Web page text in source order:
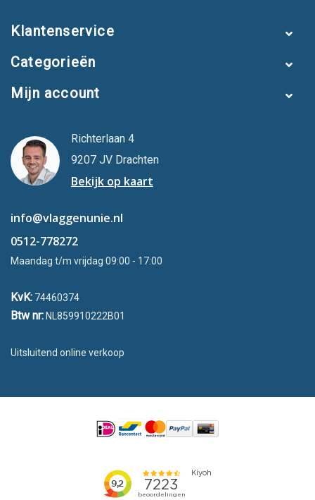
Klantenservice
Categorieën
Mijn account
Richterlaan 4
9207 JV Drachten
Bekijk op kaart
info@vlaggenunie.nl
0512-778272
Maandag t/m vrijdag 09:00 - 17:00
KvK: 74460374
Btw nr: NL859910222B01
Uitsluitend online verkoop